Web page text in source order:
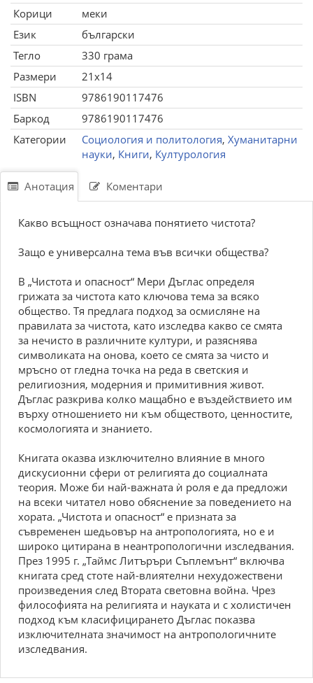
Корици
меки
Език
български
Тегло
330 грама
Размери
21x14
ISBN
9786190117476
Баркод
9786190117476
Категории
Социология и политология, Хуманитарни
науки, Книги, Културология
Анотация Коментари
Какво всъщност означава понятието чистота?
Защо е универсална тема във всички общества?
В „Чистота и опасност“ Мери Дъглас определя
грижата за чистота като ключова тема за всяко
общество. Тя предлага подход за осмисляне на
правилата за чистота, като изследва какво се смята
за нечисто в различните култури, и разяснява
символиката на онова, което се смята за чисто и
мръсно от гледна точка на реда в светския и
религиозния, модерния и примитивния живот.
Дъглас разкрива колко мащабно е въздействието им
върху отношението ни към обществото, ценностите,
космологията и знанието.
Книгата оказва изключително влияние в много
дискусионни сфери от религията до социалната
теория. Може би най-важната ѝ роля е да предложи
на всеки читател ново обяснение за поведението на
хората. „Чистота и опасност“ е призната за
съвременен шедьовър на антропологията, но е и
широко цитирана в неантропологични изследвания.
През 1995 г. „Таймс Литъръри Съплемънт“ включва
книгата сред стоте най-влиятелни нехудожествени
произведения след Втората световна война. Чрез
философията на религията и науката и с холистичен
подход към класифицирането Дъглас показва
изключителната значимост на антропологичните
изследвания.